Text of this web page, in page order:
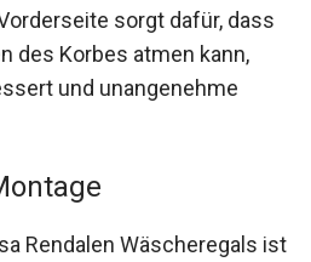
sorgt dafür, dass
des Korbes atmen kann,
und unangenehme
Rendalen Wäscheregals ist